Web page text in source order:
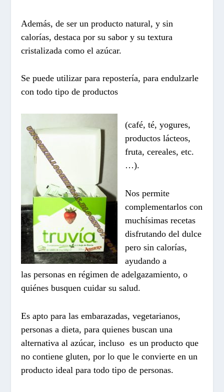
Además, de ser un producto natural, y sin
calorías, destaca por su sabor y su textura
cristalizada como el azúcar.
Se puede utilizar para repostería, para endulzarle
con todo tipo de productos
(café, té, yogures,
productos lácteos,
fruta, cereales, etc.
…).
Nos permite
complementarlos con
muchísimas recetas
disfrutando del dulce
pero sin calorías,
ayudando a
las personas en régimen de adelgazamiento, o
quiénes busquen cuidar su salud.
Es apto para las embarazadas, vegetarianos,
personas a dieta, para quienes buscan una
alternativa al azúcar, incluso es un producto que
no contiene gluten, por lo que le convierte en un
producto ideal para todo tipo de personas.